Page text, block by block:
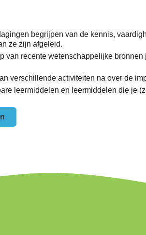
begrijpen van de kennis,
ze zijn afgeleid.
van recente wetenschappelijke
verschillende activiteiten na over de
leermiddelen en leermiddelen die je